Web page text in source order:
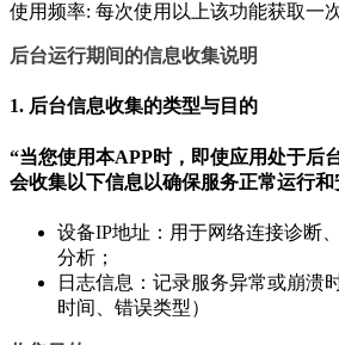
使用频率: 每次使用以上该功能获取一
后台运行期间的信息收集说明
1. 后台信息收集的类型与目的
“当您使用本APP时， 即使应用处于后
会收集以下信息以确保服务正常运行和
设备IP地址：用于网络连接诊断
分析；
日志信息：记录服务异常或崩溃
时间、错误类型）